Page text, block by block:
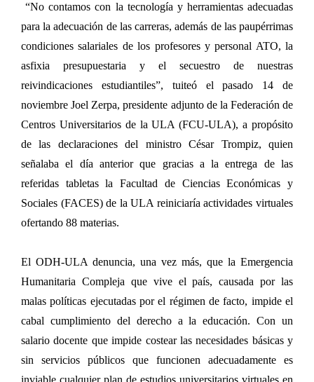
“No contamos con la tecnología y herramientas adecuadas
para la adecuación de las carreras, además de las paupérrimas
condiciones salariales de los profesores y personal ATO, la
asfixia presupuestaria y el secuestro de nuestras
reivindicaciones estudiantiles”, tuiteó el pasado 14 de
noviembre Joel Zerpa, presidente adjunto de la Federación de
Centros Universitarios de la ULA (FCU-ULA), a propósito
de las declaraciones del ministro César Trompiz, quien
señalaba el día anterior que gracias a la entrega de las
referidas tabletas la Facultad de Ciencias Económicas y
Sociales (FACES) de la ULA reiniciaría actividades virtuales
ofertando 88 materias.
El ODH-ULA denuncia, una vez más, que la Emergencia
Humanitaria Compleja que vive el país, causada por las
malas políticas ejecutadas por el régimen de facto, impide el
cabal cumplimiento del derecho a la educación. Con un
salario docente que impide costear las necesidades básicas y
sin servicios públicos que funcionen adecuadamente es
inviable cualquier plan de estudios universitarios virtuales en